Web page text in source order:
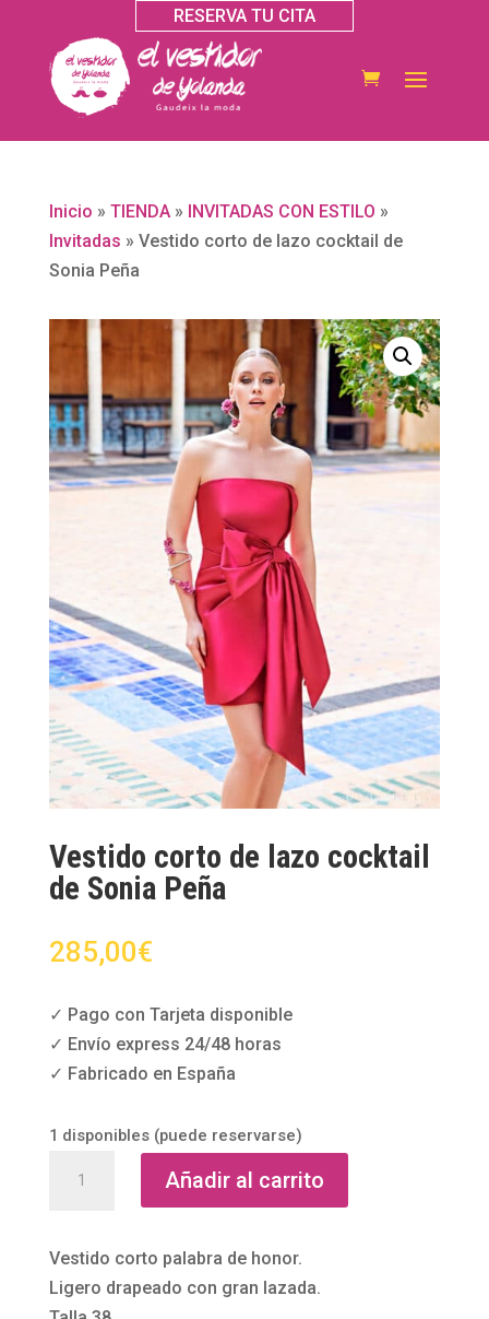
RESERVA TU CITA
Inicio » TIENDA» INVITADAS CON ESTILO »
Invitadas » Vestido corto de lazo cocktail de
Sonia Peña
Vestido corto de lazo cocktail
de Sonia Peña
285,00€
✓ Pago con Tarjeta disponible
✓ Envío express 24/48 horas
✓ Fabricado en España
1 disponibles (puede reservarse)
lazo
cocktail
de
Añadir al carrito
Vestido corto palabra de honor.
Ligero drapeado con gran lazada.